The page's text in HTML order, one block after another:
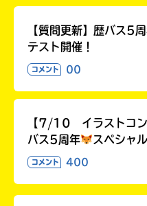
【質問更新】歴バス5
テスト開催！
コメント 00
【7/10 イラストコン
バス5周年
スペシャ
コメント 400